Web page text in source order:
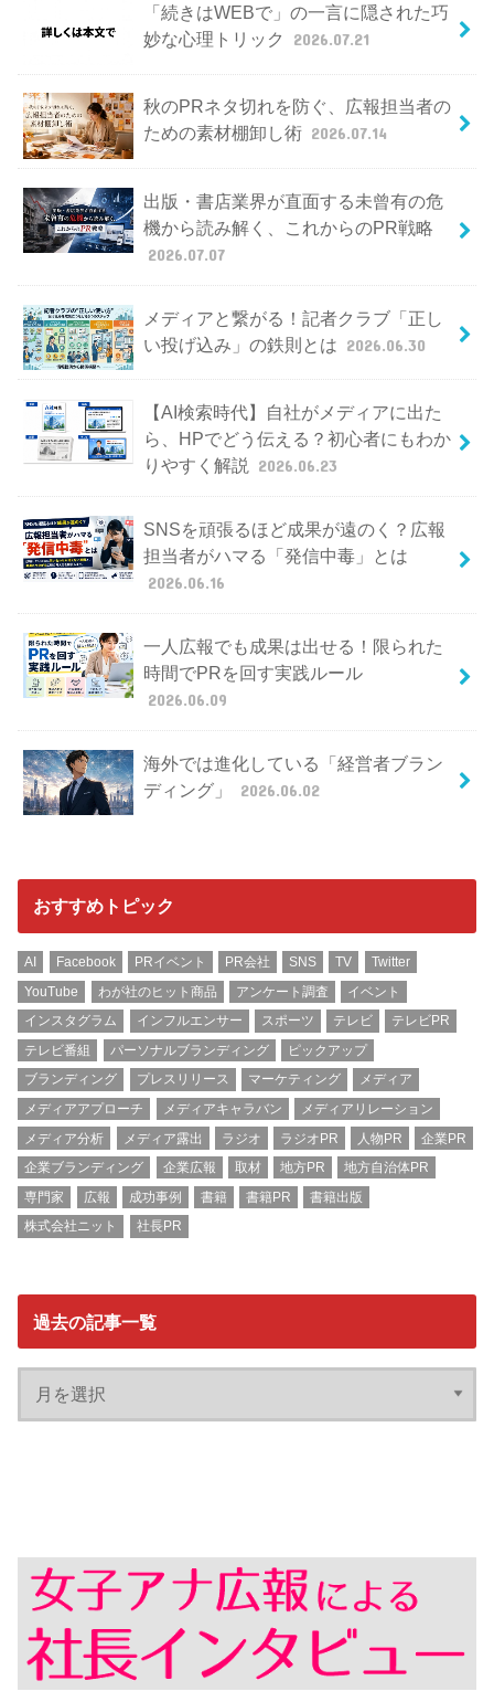
「続きはWEBで」の一言に隠された巧
妙な心理トリック
2026.07.21
秋のPRネタ切れを防ぐ、広報担当者の
ための素材棚卸し術 2026.07.14
出版・書店業界が直面する未曾有の危
機から読み解く、これからのPR戦略
2026.07.07
メディアと繋がる！記者クラブ「正し
い投げ込み」の鉄則とは 2026.06.30
【AI検索時代】自社がメディアに出た
ら、HPでどう伝える？初心者にもわか
りやすく解説
2026.06.23
SNSを頑張るほど成果が遠のく？広報
担当者がハマる「発信中毒」とは
2026.06.16
一人広報でも成果は出せる！限られた
時間でPRを回す実践ルール
2026.06.09
海外では進化している「経営者ブラン
ディング」
2026.06.02
おすすめトピック
AI Facebook PRイベント PR会社 SNS TV
Twitter
YouTube
わが社のヒット商品 アンケート調査
イベント
インスタグラム
インフルエンサー スポーツ テレビ
テレビPR
テレビ番組
パーソナルブランディング
ピックアップ
ブランディング
プレスリリース マーケティング
メディア
メディアアプローチ
メディアキャラバン
メディアリレーション
メディア分析
メディア露出 ラジオ ラジオPR 人物PR
企業PR
企業ブランディング
企業広報 取材 地方PR
地方自治体PR
専門家
広報 成功事例 書籍 書籍PR
書籍出版
株式会社ニット
社長PR
過去の記事一覧